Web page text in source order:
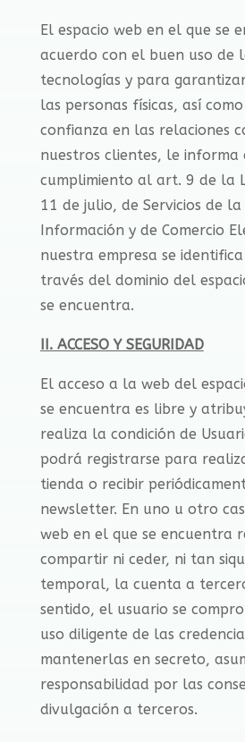
El espacio web en el que se
acuerdo con el buen uso de
tecnologías y para
las personas físicas, así
confianza en las relaciones
nuestros clientes, le informa
cumplimiento al art. 9 de la
11 de julio, de Servicios de
Información y de Comercio
nuestra empresa se
través del dominio del
se encuentra.
II. ACCESO Y SEGURIDAD
El acceso a la web del
se encuentra es libre y
realiza la condición de
podrá registrarse para
tienda o recibir
newsletter. En uno u otro
web en el que se encuentra
compartir ni ceder, ni tan
temporal, la cuenta a
sentido, el usuario se
uso diligente de las
mantenerlas en secreto,
responsabilidad por las
divulgación a terceros.